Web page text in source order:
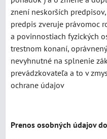
znení neskorších
predpis zveruje právomoc
a povinnostiach fyzických
trestnom konaní,
nevyhnutné na splnenie
prevádzkovateľa a to v
ochrane údajov
Prenos osobných údajov